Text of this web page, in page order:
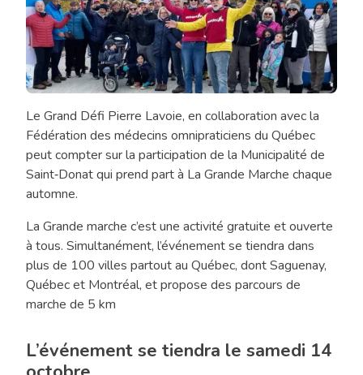
La
Grande
marche
Le Grand Défi Pierre Lavoie, en collaboration avec la
Fédération des médecins omnipraticiens du Québec
peut compter sur la participation de la Municipalité de
Saint‑Donat qui prend part à La Grande Marche chaque
automne.
La Grande marche c’est une activité gratuite et ouverte
à tous. Simultanément, l’événement se tiendra dans
plus de 100 villes partout au Québec, dont Saguenay,
Québec et Montréal, et propose des parcours de
marche de 5 km
L’événement se tiendra le samedi 14